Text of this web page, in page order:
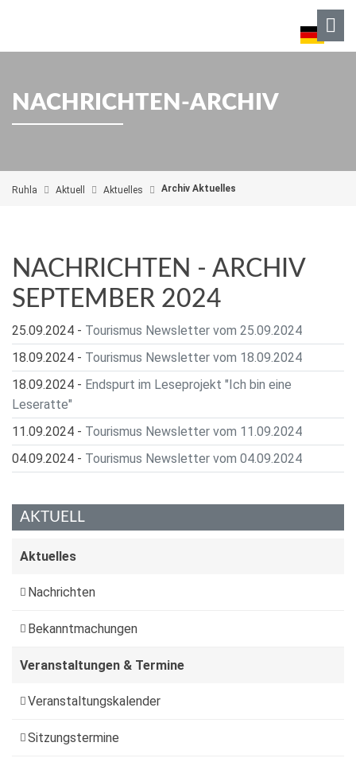
NACHRICHTEN-ARCHIV
Ruhla Aktuell Aktuelles Archiv Aktuelles
NACHRICHTEN - ARCHIV
SEPTEMBER 2024
25.09.2024 - Tourismus Newsletter vom 25.09.2024
18.09.2024 - Tourismus Newsletter vom 18.09.2024
18.09.2024 - Endspurt im Leseprojekt "Ich bin eine
Leseratte"
11.09.2024 - Tourismus Newsletter vom 11.09.2024
04.09.2024 - Tourismus Newsletter vom 04.09.2024
AKTUELL
Aktuelles
Nachrichten
Bekanntmachungen
Veranstaltungen & Termine
Veranstaltungskalender
Sitzungstermine